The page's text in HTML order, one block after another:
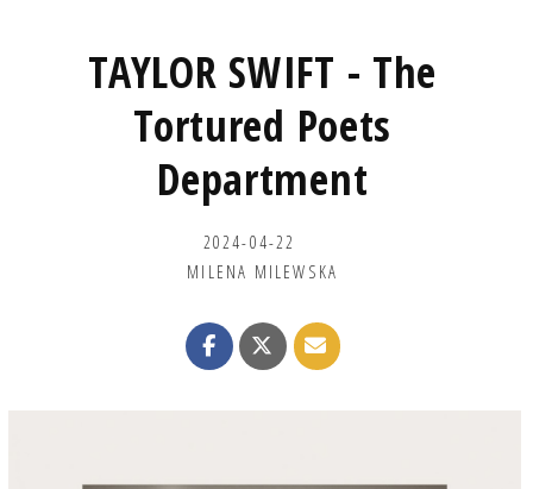
TAYLOR SWIFT - The
Tortured Poets
Department
2024-04-22
MILENA MILEWSKA